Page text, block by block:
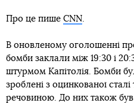
Про це пише CNN
В оновленому оголошенні
бомби заклали між 19:30 і
штурмом Капітолія. Бомби
зроблені з оцинкованої
речовиною. До них також був